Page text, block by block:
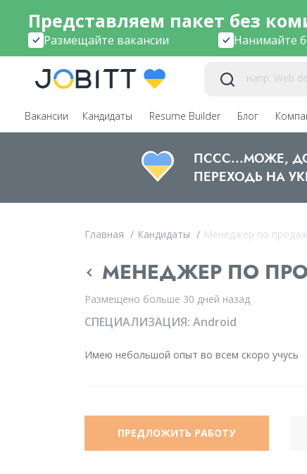
Представляем пакет без
Размещайте вакансии Нанимайте
Вакансии Кандидаты Resume Builder Блог
ПССС...МОЖЕ,
ПЕРЕХОДЬ НА
Главная / Кандидаты / Менеджер по
МЕНЕДЖЕР ПО
Размещено больше 30 дней назад
СПЕЦИАЛИЗАЦИЯ: Android
Имею небольшой опыт во всем скоро учусь
ПРЕДЛОЖИТЬ РАБОТУ